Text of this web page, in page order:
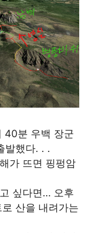
40분 우백 장군
발했다. . .
가 뜨면 핑펑암
싶다면… 오후
산을 내려가는